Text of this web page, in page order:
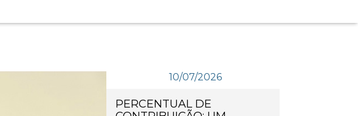
10/07/2026
PERCENTUAL DE